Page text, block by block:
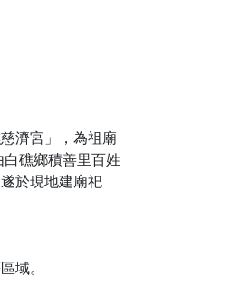
濟宮」，為祖廟
礁鄉積善里百姓
於現地建廟祀
域。